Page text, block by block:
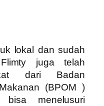
lokal dan sudah
juga telah
dari Badan
(BPOM )
menelusuri